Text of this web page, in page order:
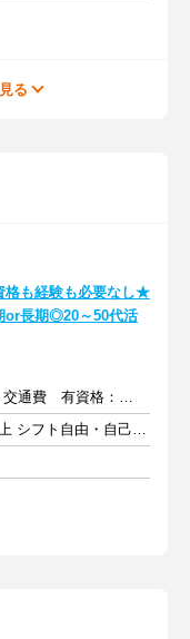
る
格も経験も必要なし★
長期◎20～50代活
無資格：時給1226円～＋交通費 有資格：時給1300円～＋交通費
週3日以上 1日7.5時間以上 シフト自由・自己申告